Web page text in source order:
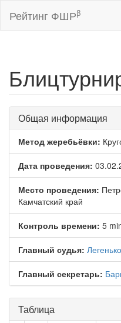
Рейтинг ФШРβ
Общая информация
Метод жеребьёвки:
Дата проведения:
Место проведения:
Камчатский край
Контроль времени: 5
Главный судья:
Главный секретарь:
Таблица